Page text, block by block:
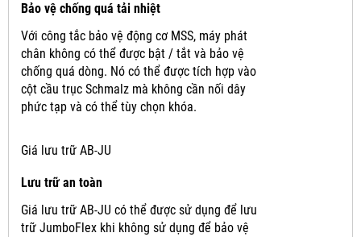
Bảo vệ chống quá tải nhiệt
Với công tắc bảo vệ động cơ MSS, máy phát
chân không có thể được bật / tắt và bảo vệ
chống quá dòng. Nó có thể được tích hợp vào
cột cầu trục Schmalz mà không cần nối dây
phức tạp và có thể tùy chọn khóa.
Giá lưu trữ AB-JU
Lưu trữ an toàn
Giá lưu trữ AB-JU có thể được sử dụng để lưu
trữ JumboFlex khi không sử dụng để bảo vệ